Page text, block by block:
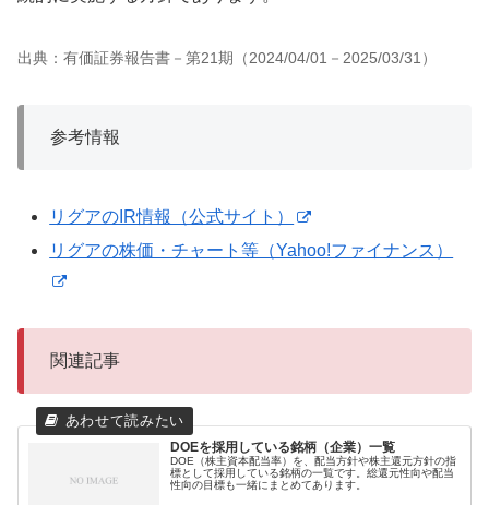
出典：有価証券報告書－第21期（2024/04/01－2025/03/31）
参考情報
リグアのIR情報（公式サイト）
リグアの株価・チャート等（Yahoo!ファイナンス）
関連記事
DOEを採用している銘柄（企業）一覧
DOE（株主資本配当率）を、配当方針や株主還元方針の指
標として採用している銘柄の一覧です。総還元性向や配当
性向の目標も一緒にまとめてあります。